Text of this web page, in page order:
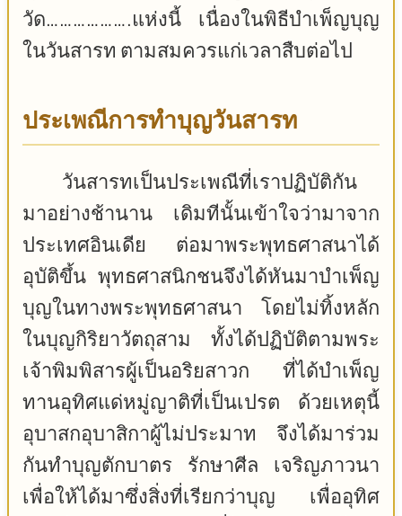
วัด……………….แห่งนี้ เนื่องในพิธีบําเพ็ญบุญ
ในวันสารท ตามสมควรแก่เวลาสืบต่อไป
ประเพณีการทำบุญวันสารท
วันสารทเป็นประเพณีที่เราปฏิบัติกัน
มาอย่างช้านาน เดิมทีนั้นเข้าใจว่ามาจาก
ประเทศอินเดีย ต่อมาพระพุทธศาสนาได้
อุบัติขึ้น พุทธศาสนิกชนจึงได้หันมาบำเพ็ญ
บุญในทางพระพุทธศาสนา โดยไม่ทิ้งหลัก
ในบุญกิริยาวัตถุสาม ทั้งได้ปฏิบัติตามพระ
เจ้าพิมพิสารผู้เป็นอริยสาวก ที่ได้บำเพ็ญ
ทานอุทิศแด่หมู่ญาติที่เป็นเปรต ด้วยเหตุนี้
อุบาสกอุบาสิกาผู้ไม่ประมาท จึงได้มาร่วม
กันทำบุญตักบาตร รักษาศีล เจริญภาวนา
เพื่อให้ได้มาซึ่งสิ่งที่เรียกว่าบุญ เพื่ออุทิศ